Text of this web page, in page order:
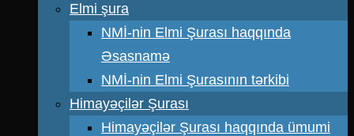
Elmi şura
NMİ-nin Elmi Şurası haqqında
Əsasnamə
NMİ-nin Elmi Şurasının tərkibi
Himayəçilər Şurası
Himayəçilər Şurası haqqında ümumi